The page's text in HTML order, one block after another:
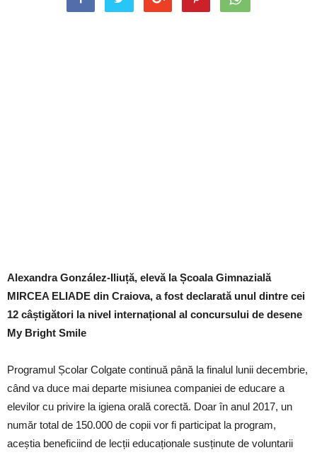
Alexandra González-Iliuță, elevă la Școala Gimnazială
MIRCEA ELIADE din Craiova, a fost declarată unul dintre cei
12 câștigători la nivel internațional al concursului de desene
My Bright Smile
Programul Școlar Colgate continuă până la finalul lunii decembrie,
când va duce mai departe misiunea companiei de educare a
elevilor cu privire la igiena orală corectă. Doar în anul 2017, un
număr total de 150.000 de copii vor fi participat la program,
aceștia beneficiind de lecții educaționale susținute de voluntarii